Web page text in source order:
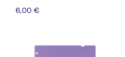
6,00 €